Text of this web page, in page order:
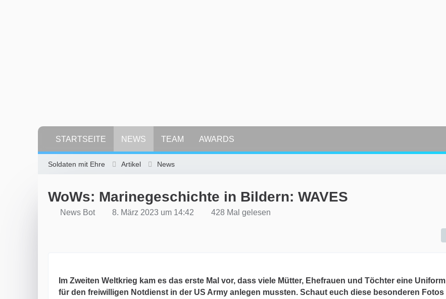
STARTSEITE NEWS TEAM AWARDS
Soldaten mit Ehre Artikel News
WoWs: Marinegeschichte in Bildern: WAVES
News Bot 8. März 2023 um 14:42 428 Mal gelesen
Im Zweiten Weltkrieg kam es das erste Mal vor, dass viele Mütter, Ehefrauen und Töchter eine Uniform
für den freiwilligen Notdienst in der US Army anlegen mussten. Schaut euch diese besonderen Fotos